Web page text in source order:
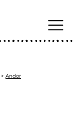
> Andor